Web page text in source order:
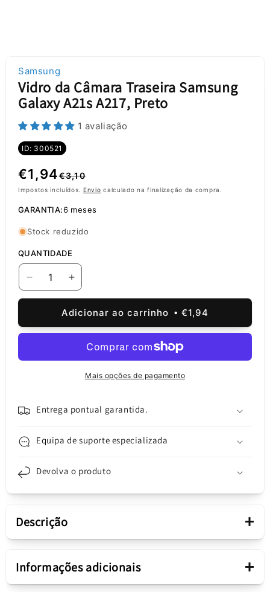
Samsung
Vidro da Câmara Traseira Samsung
Galaxy A21s A217, Preto
1 avaliação
ID: 300521
Preço
normal
€3,10
Preço
de
saldo
€1,94
Impostos incluídos. Envio calculado na finalização da compra.
GARANTIA:6 meses
Stock reduzido
QUANTIDADE
Diminuir
quantidade
Vidro
Câmara
A21s
Preto
Aumentar
quantidade
de
Vidro
Câmara
Traseira
Samsung
A21s
Preto
Adicionar ao carrinho €1,94
Mais opções de pagamento
Entrega pontual garantida.
Equipa de suporte especializada
Devolva o produto
Descrição +
Informações adicionais +